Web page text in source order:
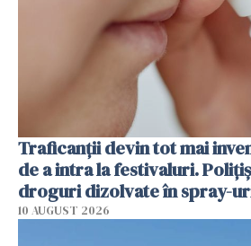
Traficanții devin tot mai
de a intra la festivaluri.
droguri dizolvate în spray-
10 AUGUST 2026